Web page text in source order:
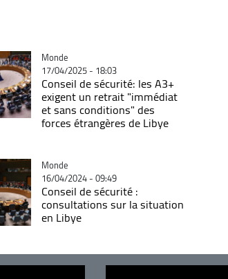
Catégorie
Monde
17/04/2025 - 18:03
Conseil de sécurité: les A3+
exigent un retrait "immédiat
et sans conditions" des
forces étrangères de Libye
Catégorie
Monde
16/04/2024 - 09:49
Conseil de sécurité :
consultations sur la situation
en Libye